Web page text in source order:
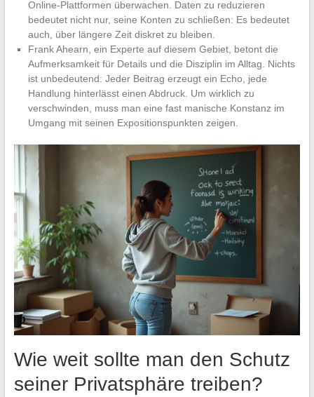
Online-Plattformen überwachen. Daten zu reduzieren
bedeutet nicht nur, seine Konten zu schließen: Es bedeutet
auch, über längere Zeit diskret zu bleiben.
Frank Ahearn, ein Experte auf diesem Gebiet, betont die
Aufmerksamkeit für Details und die Disziplin im Alltag. Nichts
ist unbedeutend: Jeder Beitrag erzeugt ein Echo, jede
Handlung hinterlässt einen Abdruck. Um wirklich zu
verschwinden, muss man eine fast manische Konstanz im
Umgang mit seinen Expositionspunkten zeigen.
Wie weit sollte man den Schutz
seiner Privatsphäre treiben?